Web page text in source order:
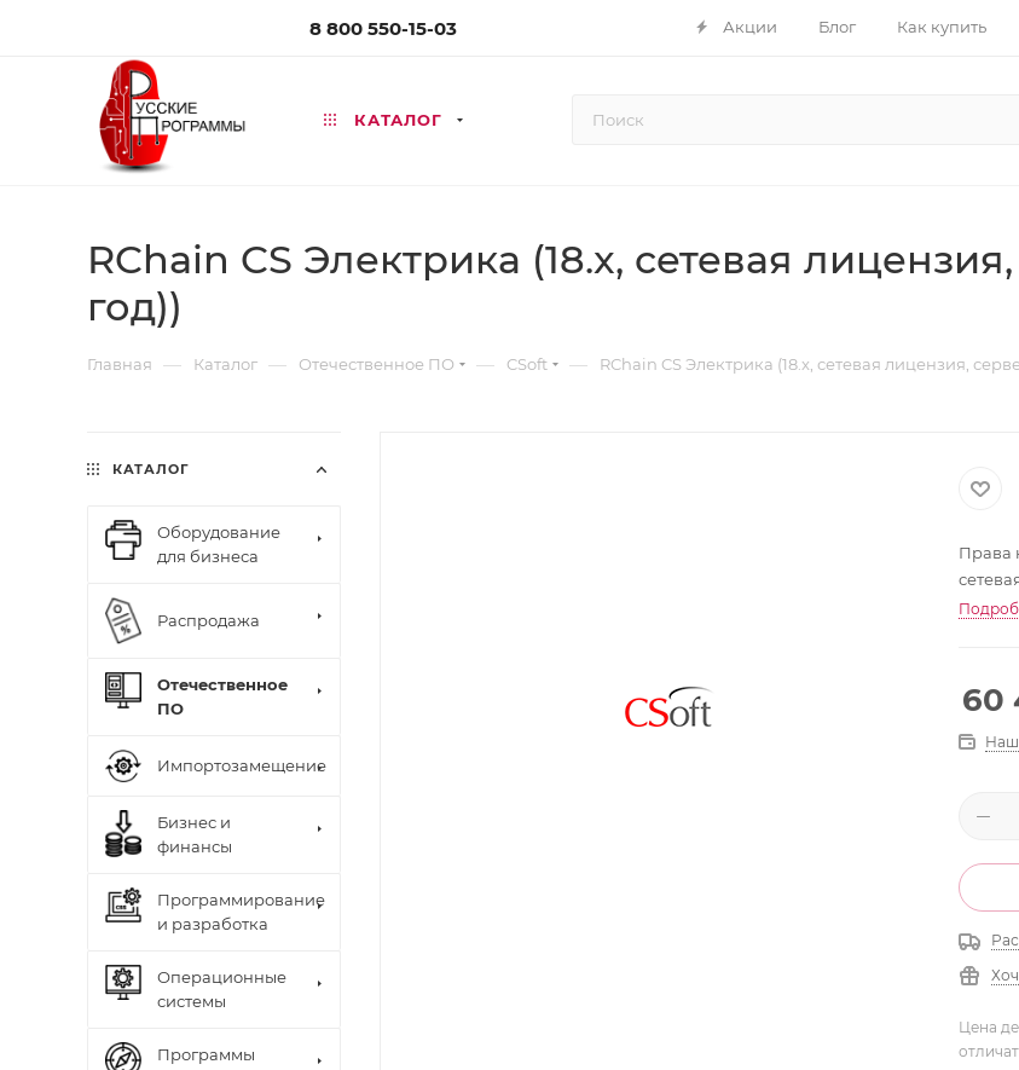
8 800 550-15-03 Акции Блог Как купить
КАТАЛОГ
RChain CS Электрика (18.x, сетевая
год))
Главная — Каталог — Отечественное ПО — CSoft — RChain CS Электрика (18.x, сетевая лицензия,
Права
60
Цена
КАТАЛОГ
Оборудование
для бизнеса
Распродажа
Отечественное
ПО
Импортозамещение
Бизнес и
финансы
Программирование
и разработка
Операционные
системы
Программы